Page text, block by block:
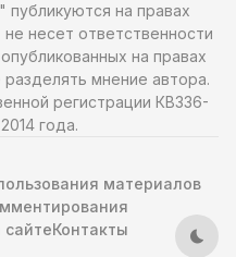
на правах
несет ответственности
на правах
мнение автора.
регистрации КВ336-
года.
материалов
Контакты